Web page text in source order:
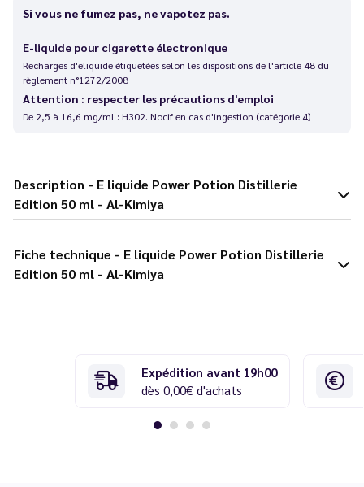
Si vous ne fumez pas, ne vapotez pas.
E-liquide pour cigarette électronique
Recharges d'eliquide étiquetées selon les dispositions de l'article 48 du
règlement n°1272/2008
Attention : respecter les précautions d'emploi
De 2,5 à 16,6 mg/ml : H302. Nocif en cas d'ingestion (catégorie 4)
Description - E liquide Power Potion Distillerie
Edition 50 ml - Al-Kimiya
Fiche technique - E liquide Power Potion Distillerie
Edition 50 ml - Al-Kimiya
Expédition avant 19h00
dès 0,00€ d'achats